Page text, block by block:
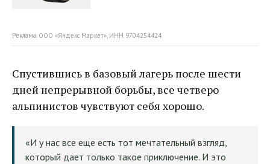
Реклама. ООО «Яндекс Маркет», ИНН 9704254424
Спустившись в базовый лагерь после шести
дней непрерывной борьбы, все четверо
альпинистов чувствуют себя хорошо.
«И у нас все еще есть тот мечтательный взгляд,
который дает только такое приключение. И это